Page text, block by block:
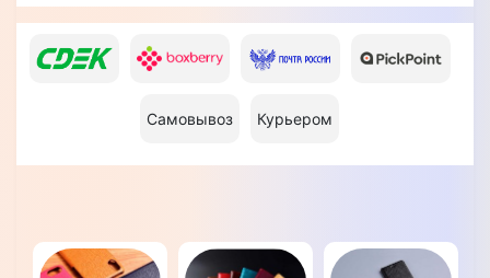
Самовывоз Курьером